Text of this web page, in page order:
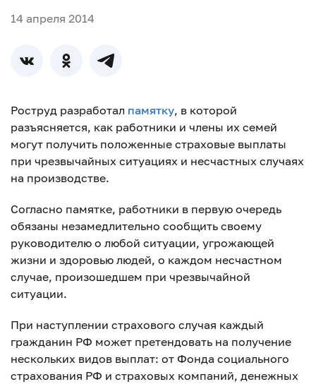
14 апреля 2014
Роструд разработал памятку, в которой
разъясняется, как работники и члены их семей
могут получить положенные страховые выплаты
при чрезвычайных ситуациях и несчастных случаях
на производстве.
Согласно памятке, работники в первую очередь
обязаны незамедлительно сообщить своему
руководителю о любой ситуации, угрожающей
жизни и здоровью людей, о каждом несчастном
случае, произошедшем при чрезвычайной
ситуации.
При наступлении страхового случая каждый
гражданин РФ может претендовать на получение
нескольких видов выплат: от Фонда социального
страхования РФ и страховых компаний, денежных